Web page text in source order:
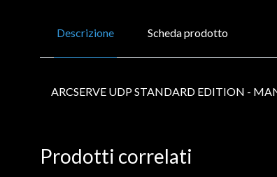
Descrizione Scheda prodotto
ARCSERVE UDP STANDARD EDITION -
Prodotti correlati